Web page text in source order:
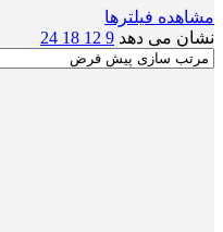
مشاهده فیلترها
نشان می دهد 9
12
18
24